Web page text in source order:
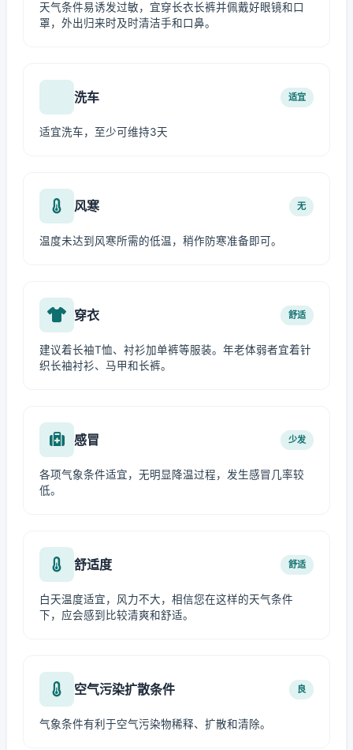
天气条件易诱发过敏，宜穿长衣长裤并佩戴好眼镜和口
罩，外出归来时及时清洁手和口鼻。
洗车 适宜
适宜洗车，至少可维持3天
风寒 无
温度未达到风寒所需的低温，稍作防寒准备即可。
穿衣 舒适
建议着长袖T恤、衬衫加单裤等服装。年老体弱者宜着针
织长袖衬衫、马甲和长裤。
感冒 少发
各项气象条件适宜，无明显降温过程，发生感冒几率较
低。
舒适度 舒适
白天温度适宜，风力不大，相信您在这样的天气条件
下，应会感到比较清爽和舒适。
空气污染扩散条件 良
气象条件有利于空气污染物稀释、扩散和清除。